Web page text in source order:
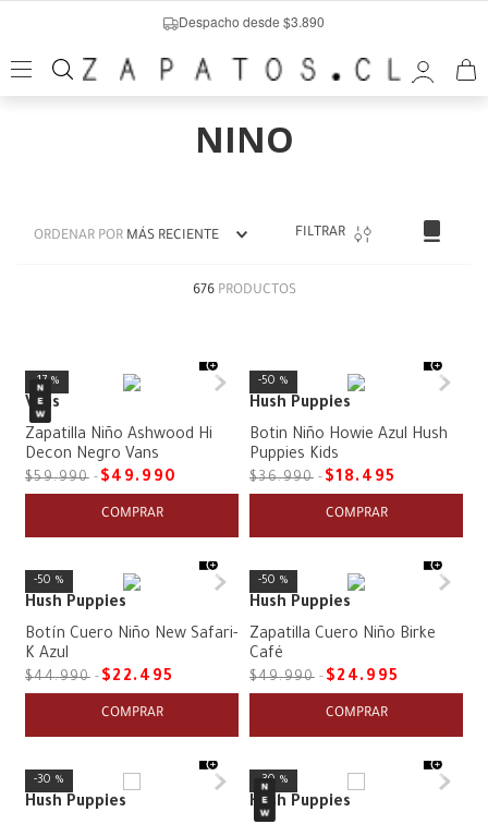
Despacho desde $3.890
NINO
ORDENAR POR MÁS RECIENTE FILTRAR
676 PRODUCTOS
17 %
Vans
Zapatilla Niño Ashwood Hi
Decon Negro Vans
$59.990 $49. 990
COMPRAR
50 %
Hush Puppies
Botin Niño Howie Azul Hush
Puppies Kids
$36.990 $18. 495
COMPRAR
50 %
Hush Puppies
Botín Cuero Niño New Safari-
K Azul
$44.990 $22. 495
COMPRAR
50 %
Hush Puppies
Zapatilla Cuero Niño Birke
Café
$49.990 $24. 995
COMPRAR
30 %
Hush Puppies
30 %
Hush Puppies